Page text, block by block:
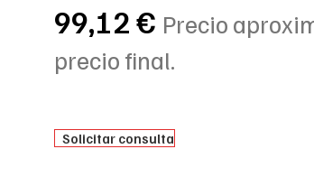
99,12€ Precio
precio final.
Solicitar consulta